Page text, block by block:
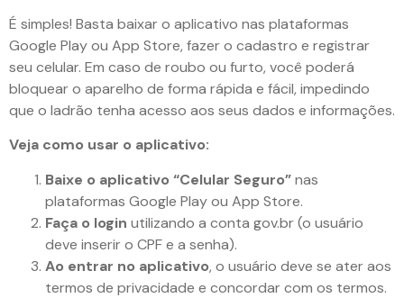
É simples! Basta baixar o aplicativo nas plataformas
Google Play ou App Store, fazer o cadastro e registrar
seu celular. Em caso de roubo ou furto, você poderá
bloquear o aparelho de forma rápida e fácil, impedindo
que o ladrão tenha acesso aos seus dados e informações.
Veja como usar o aplicativo:
Baixe o aplicativo “Celular Seguro”nas
plataformas Google Play ou App Store.
Faça o login utilizando a conta gov.br (o usuário
deve inserir o CPF e a senha).
Ao entrar no aplicativo, o usuário deve se ater aos
termos de privacidade e concordar com os termos.